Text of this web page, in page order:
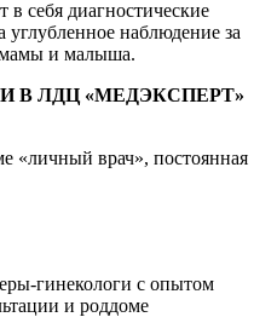
себя диагностические
наблюдение за
мамы и малыша.
В ЛДЦ «МЕДЭКСПЕРТ»
«личный врач», постоянная
гинекологи с опытом
и роддоме